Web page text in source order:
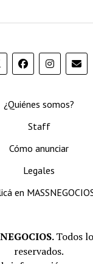
¿Quiénes somos?
Staff
Cómo anunciar
Legales
en
Todos
reservados.